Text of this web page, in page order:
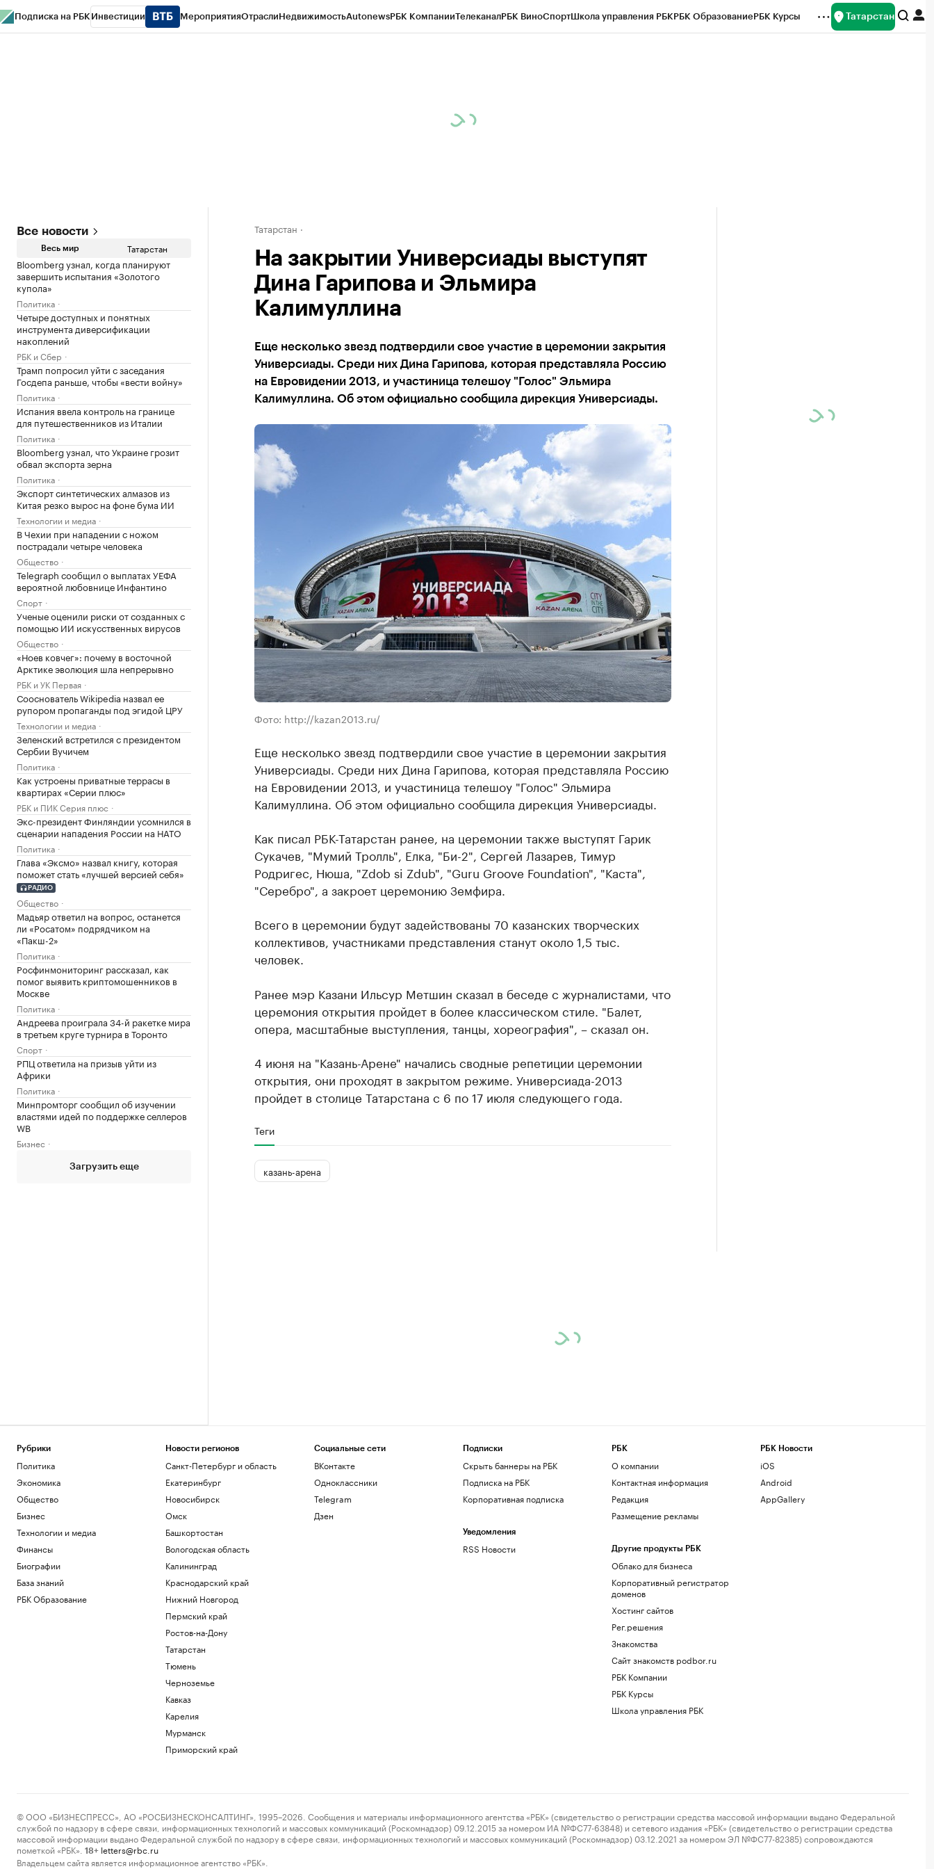
Подписка на РБК Инвестиции МероприятияОтраслиНедвижимостьAutonewsРБК КомпанииТелеканалРБК ВиноСпортШкола управления РБКРБК ОбразованиеРБК Курсы Татарстан
Все новости
Весь мир Татарстан
Bloomberg узнал, когда планируют
завершить испытания «Золотого
купола»
Политика
Четыре доступных и понятных
инструмента диверсификации
накоплений
РБК и Сбер
Трамп попросил уйти с заседания
Госдепа раньше, чтобы «вести войну»
Политика
Испания ввела контроль на границе
для путешественников из Италии
Политика
Bloomberg узнал, что Украине грозит
обвал экспорта зерна
Политика
Экспорт синтетических алмазов из
Китая резко вырос на фоне бума ИИ
Технологии и медиа
В Чехии при нападении с ножом
пострадали четыре человека
Общество
Telegraph сообщил о выплатах УЕФА
вероятной любовнице Инфантино
Спорт
Ученые оценили риски от созданных с
помощью ИИ искусственных вирусов
Общество
«Ноев ковчег»: почему в восточной
Арктике эволюция шла непрерывно
РБК и УК Первая
Сооснователь Wikipedia назвал ее
рупором пропаганды под эгидой ЦРУ
Технологии и медиа
Зеленский встретился с президентом
Сербии Вучичем
Политика
Как устроены приватные террасы в
квартирах «Серии плюс»
РБК и ПИК Серия плюс
Экс-президент Финляндии усомнился в
сценарии нападения России на НАТО
Политика
Глава «Эксмо» назвал книгу, которая
поможет стать «лучшей версией себя»
РАДИО
Общество
Мадьяр ответил на вопрос, останется
ли «Росатом» подрядчиком на
«Пакш-2»
Политика
Росфинмониторинг рассказал, как
помог выявить криптомошенников в
Москве
Политика
Андреева проиграла 34-й ракетке мира
в третьем круге турнира в Торонто
Спорт
РПЦ ответила на призыв уйти из
Африки
Политика
Минпромторг сообщил об изучении
властями идей по поддержке селлеров
WB
Бизнес
Загрузить еще
Татарстан
На закрытии Универсиады выступят
Дина Гарипова и Эльмира
Калимуллина
Еще несколько звезд подтвердили свое участие в церемонии закрытия
Универсиады. Среди них Дина Гарипова, которая представляла Россию
на Евровидении 2013, и участиница телешоу "Голос" Эльмира
Калимуллина. Об этом официально сообщила дирекция Универсиады.
Фото: http://kazan2013.ru/
Еще несколько звезд подтвердили свое участие в церемонии закрытия
Универсиады. Среди них Дина Гарипова, которая представляла Россию
на Евровидении 2013, и участиница телешоу "Голос" Эльмира
Калимуллина. Об этом официально сообщила дирекция Универсиады.
Как писал РБК-Татарстан ранее, на церемонии также выступят Гарик
Сукачев, "Мумий Тролль", Елка, "Би-2", Сергей Лазарев, Тимур
Родригес, Нюша, "Zdob si Zdub", "Guru Groove Foundation", "Каста",
"Серебро", а закроет церемонию Земфира.
Всего в церемонии будут задействованы 70 казанских творческих
коллективов, участниками представления станут около 1,5 тыс.
человек.
Ранее мэр Казани Ильсур Метшин сказал в беседе с журналистами, что
церемония открытия пройдет в более классическом стиле. "Балет,
опера, масштабные выступления, танцы, хореография", – сказал он.
4 июня на "Казань-Арене" начались сводные репетиции церемонии
открытия, они проходят в закрытом режиме. Универсиада-2013
пройдет в столице Татарстана с 6 по 17 июля следующего года.
Теги
казань-арена
Рубрики
Политика
Экономика
Общество
Бизнес
Технологии и медиа
Финансы
Биографии
База знаний
РБК Образование
Новости регионов
Санкт-Петербург и область
Екатеринбург
Новосибирск
Омск
Башкортостан
Вологодская область
Калининград
Краснодарский край
Нижний Новгород
Пермский край
Ростов-на-Дону
Татарстан
Тюмень
Черноземье
Кавказ
Карелия
Мурманск
Приморский край
Социальные сети
ВКонтакте
Одноклассники
Telegram
Дзен
Подписки
Скрыть баннеры на РБК
Подписка на РБК
Корпоративная подписка
Уведомления
RSS Новости
РБК
О компании
Контактная информация
Редакция
Размещение рекламы
Другие продукты РБК
Облако для бизнеса
Корпоративный регистратор
доменов
Хостинг сайтов
Рег.решения
Знакомства
Сайт знакомств podbor.ru
РБК Компании
РБК Курсы
Школа управления РБК
РБК Новости
iOS
Android
AppGallery
© ООО «БИЗНЕСПРЕСС», АО «РОСБИЗНЕСКОНСАЛТИНГ», 1995–2026. Сообщения и материалы информационного агентства «РБК» (свидетельство о регистрации средства массовой информации выдано Федеральной
службой по надзору в сфере связи, информационных технологий и массовых коммуникаций (Роскомнадзор) 09.12.2015 за номером ИА №ФС77-63848) и сетевого издания «РБК» (свидетельство о регистрации средства
массовой информации выдано Федеральной службой по надзору в сфере связи, информационных технологий и массовых коммуникаций (Роскомнадзор) 03.12.2021 за номером ЭЛ №ФС77-82385) сопровождаются
пометкой «РБК».
18+ letters@rbc.ru
Владельцем сайта является информационное агентство «РБК».